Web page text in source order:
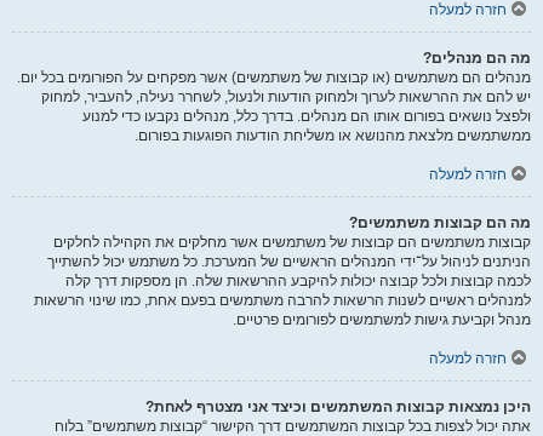
חזרה למעלה
מה הם מנהלים?
מנהלים הם משתמשים (או קבוצות של משתמשים) אשר מפקחים על הפורומים בכל יום.
יש להם את ההרשאות לערוך ולמחוק הודעות ולנעול, לשחרר נעילה, להעביר, למחוק
ולפצל נושאים בפורום אותו הם מנהלים. בדרך כלל, מנהלים נקבעו כדי למנוע
ממשתמשים מלצאת מהנושא או משליחת הודעות הפוגעות בפורום.
חזרה למעלה
מה הם קבוצות משתמשים?
קבוצות משתמשים הם קבוצות של משתמשים אשר מחלקים את הקהילה לחלקים
הניתנים לניהול על־ידי המנהלים הראשיים של המערכת. כל משתמש יכול להשתייך
לכמה קבוצות ולכל קבוצה יכולות להיקבע ההרשאות שלה. הן מספקות דרך קלה
למנהלים ראשיים לשנות הרשאות להרבה משתמשים בפעם אחת, כמו שינוי הרשאות
מנהל וקביעת גישות למשתמשים לפורומים פרטיים.
חזרה למעלה
היכן נמצאות קבוצות המשתמשים וכיצד אני מצטרף לאחת?
אתה יכול לצפות בכל קבוצות המשתמשים דרך הקישור “קבוצות משתמשים” בלוח